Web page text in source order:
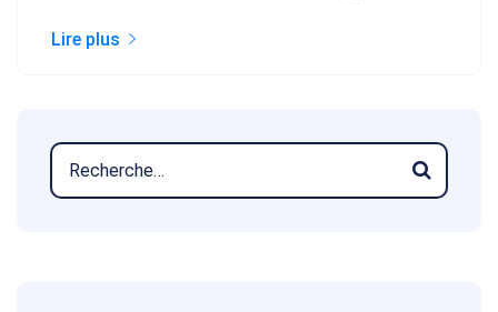
Lire plus